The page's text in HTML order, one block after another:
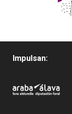
Impulsan: